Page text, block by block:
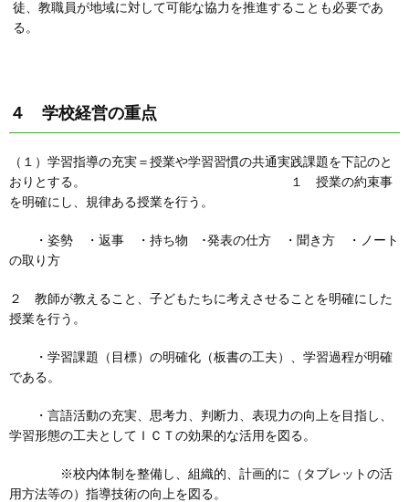
徒、教職員が地域に対して可能な協力を推進することも必要であ
る。
４ 学校経営の重点
（１）学習指導の充実＝授業や学習習慣の共通実践課題を下記のと
おりとする。 １ 授業の約束事
を明確にし、規律ある授業を行う。
・姿勢 ・返事 ・持ち物 ･発表の仕方 ・聞き方 ・ノート
の取り方
２ 教師が教えること、子どもたちに考えさせることを明確にした
授業を行う。
・学習課題（目標）の明確化（板書の工夫）、学習過程が明確
である。
・言語活動の充実、思考力、判断力、表現力の向上を目指し、
学習形態の工夫としてＩＣＴの効果的な活用を図る。
※校内体制を整備し、組織的、計画的に（タブレットの活
用方法等の）指導技術の向上を図る。